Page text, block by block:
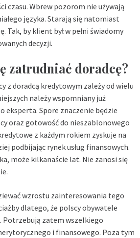
czasu. Wbrew pozorom nie używają
języka. Starają się natomiast
Tak, by klient był w pełni świadomy
decyzji.
zatrudniać doradcę?
z doradcą kredytowym zależy od wielu
należy wspomniany już
Spore znaczenie będzie
oraz gotowość do nieszablonowego
z każdym rokiem zyskuje na
podbijając rynek usług finansowych.
może kilkanaście lat. Nie zanosi się
wzrostu zainteresowania tego
dlatego, że polscy obywatele
Potrzebują zatem wszelkiego
i finansowego. Poza tym